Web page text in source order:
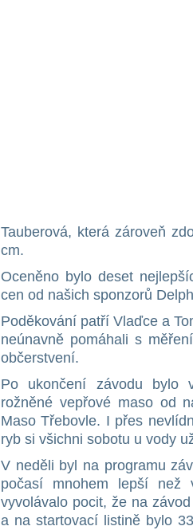
Tauberová, která zároveň
cm.
Oceněno bylo deset
cen od našich sponzorů
Poděkování patří Vlaďce a
neúnavně pomáhali s
občerstvení.
Po ukončení závodu bylo
rožněné vepřové maso od
Maso Třebovle. I přes
ryb si všichni sobotu u vody
V neděli byl na programu
počasí mnohem lepší
vyvolávalo pocit, že na
a na startovací listině bylo